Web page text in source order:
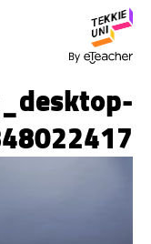
هل أنت مهتم
اترك تفاصيلك
الاسم الكامل لولي